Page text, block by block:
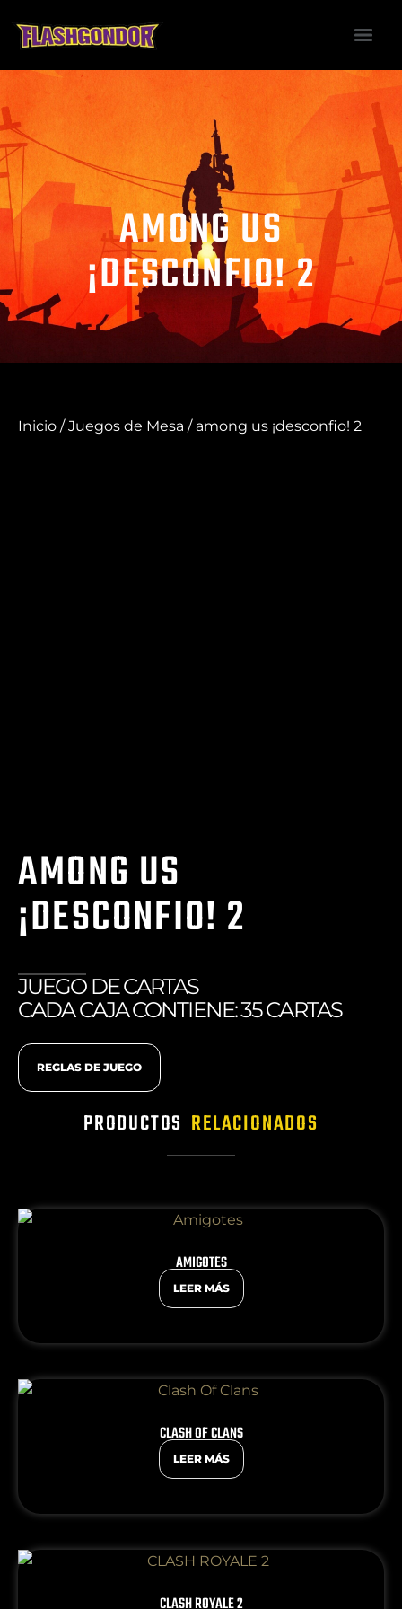
AMONG US
¡DESCONFIO! 2
Inicio /Juegos de Mesa / among us ¡desconfio! 2
AMONG US
¡DESCONFIO! 2
JUEGO DE CARTAS
CADA CAJA CONTIENE: 35 CARTAS
REGLAS DE JUEGO
PRODUCTOS RELACIONADOS
AMIGOTES
LEER MÁS
CLASH OF CLANS
LEER MÁS